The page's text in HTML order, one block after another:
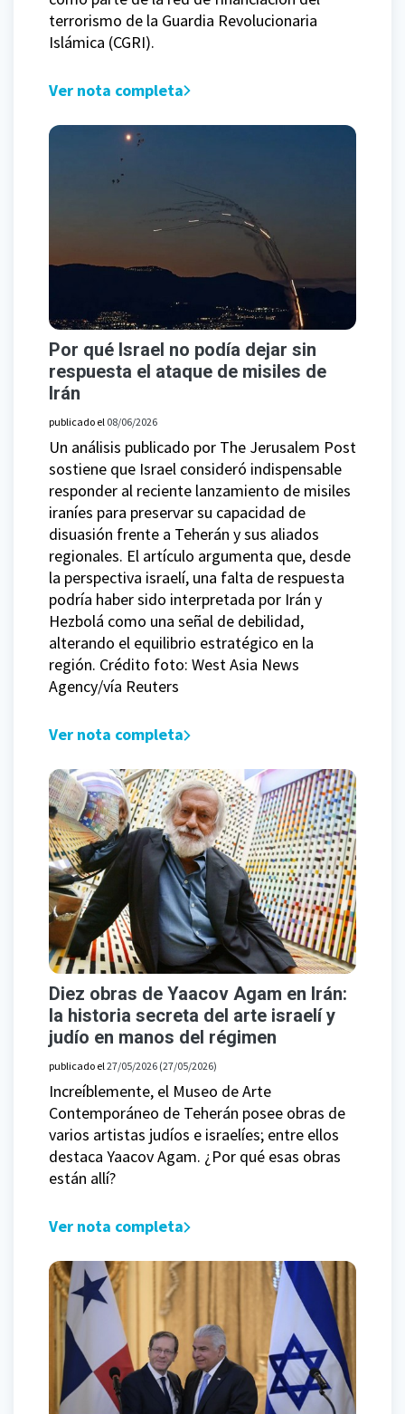
terrorismo de la Guardia Revolucionaria
Islámica (CGRI).
Ver nota completa
Por qué Israel no podía dejar sin
respuesta el ataque de misiles de
Irán
publicado el 08/06/2026
Un análisis publicado por The Jerusalem Post
sostiene que Israel consideró indispensable
responder al reciente lanzamiento de misiles
iraníes para preservar su capacidad de
disuasión frente a Teherán y sus aliados
regionales. El artículo argumenta que, desde
la perspectiva israelí, una falta de respuesta
podría haber sido interpretada por Irán y
Hezbolá como una señal de debilidad,
alterando el equilibrio estratégico en la
región. Crédito foto: West Asia News
Agency/vía Reuters
Ver nota completa
Diez obras de Yaacov Agam en Irán:
la historia secreta del arte israelí y
judío en manos del régimen
publicado el27/05/2026 (27/05/2026)
Increíblemente, el Museo de Arte
Contemporáneo de Teherán posee obras de
varios artistas judíos e israelíes; entre ellos
destaca Yaacov Agam. ¿Por qué esas obras
están allí?
Ver nota completa